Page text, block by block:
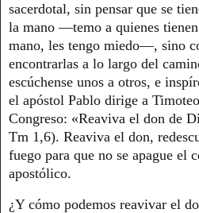
sacerdotal, sin pensar que se
la mano —temo a quienes tienen
mano, les tengo miedo—, sino
encontrarlas a lo largo del
escúchense unos a otros, e
el apóstol Pablo dirige a
Congreso: «Reaviva el don de
Tm 1,6). Reaviva el don,
fuego para que no se apague el
apostólico.
¿Y cómo podemos reavivar el